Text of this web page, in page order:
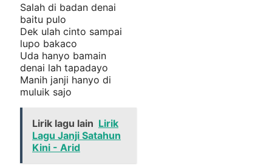
Salah di badan denai
baitu pulo
Dek ulah cinto sampai
lupo bakaco
Uda hanyo bamain
denai lah tapadayo
Manih janji hanyo di
muluik sajo
Lirik lagu lain Lirik
Lagu Janji Satahun
Kini - Arid